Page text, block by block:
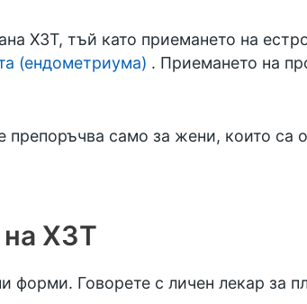
ХЗТ, тъй като приемането на
(ендометриума) . Приемането на
препоръчва само за жени, които са
ХЗТ
форми. Говорете с личен лекар за